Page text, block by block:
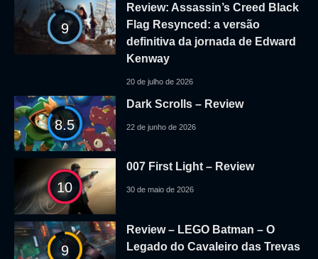
9
Review: Assassin’s Creed Black
Flag Resynced: a versão
definitiva da jornada de Edward
Kenway
20 de julho de 2026
8.5
Dark Scrolls – Review
22 de junho de 2026
10
007 First Light – Review
30 de maio de 2026
9
Review – LEGO Batman – O
Legado do Cavaleiro das Trevas